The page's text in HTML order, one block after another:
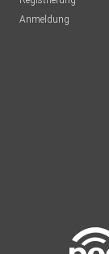
Anmeldung